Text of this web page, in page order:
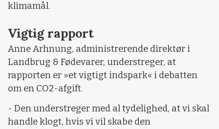
klimamål.
Vigtig rapport
Anne Arhnung, administrerende direktør i
Landbrug & Fødevarer, understreger, at
rapporten er »et vigtigt indspark« i debatten
om en CO2-afgift.
- Den understreger med al tydelighed, at vi skal
handle klogt, hvis vi vil skabe den